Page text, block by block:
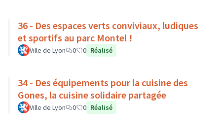
36 - Des espaces verts conviviaux, ludiques
et sportifs au parc Montel !
Ville de Lyon 0 0 Réalisé
34 - Des équipements pour la cuisine des
Gones, la cuisine solidaire partagée
Ville de Lyon 0 0 Réalisé